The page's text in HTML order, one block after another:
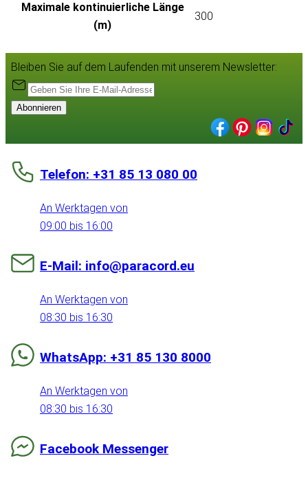
Maximale kontinuierliche Länge
(m)
300
Bleiben Sie auf dem Laufenden mit unserem Newsletter:
Abonnieren
Telefon: +31 85 13 080 00
An Werktagen von
09:00 bis 16:00
E-Mail: info@paracord.eu
An Werktagen von
08:30 bis 16:30
WhatsApp: +31 85 130 8000
An Werktagen von
08:30 bis 16:30
Facebook Messenger